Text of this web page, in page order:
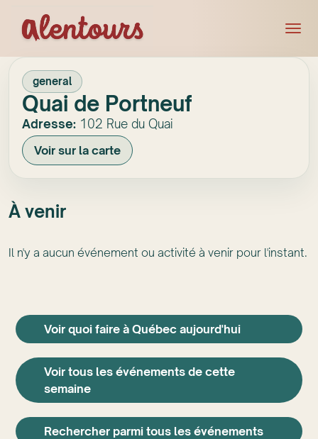
general
Quai de Portneuf
Adresse: 102 Rue du Quai
Voir sur la carte
À venir
Il n'y a aucun événement ou activité à venir pour l'instant.
Voir quoi faire à Québec aujourd'hui
Voir tous les événements de cette
semaine
Rechercher parmi tous les événements